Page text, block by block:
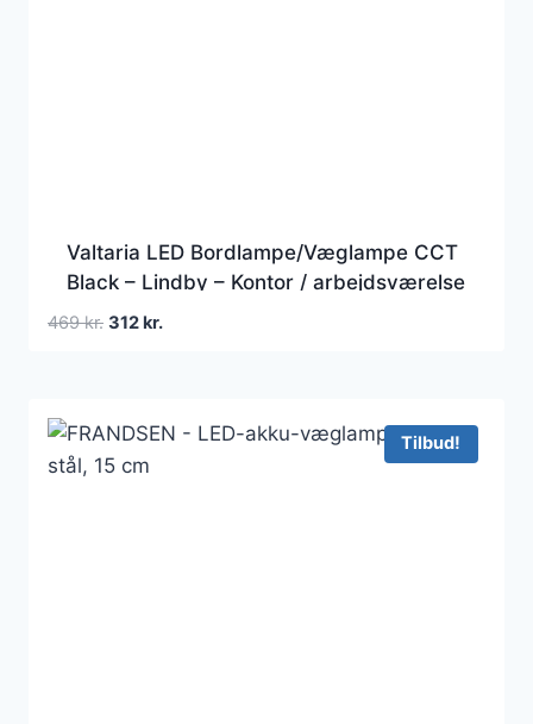
Valtaria LED Bordlampe/Væglampe CCT
Black – Lindby – Kontor / arbejdsværelse
– Moderne – Plastik – Med én lyskilde
469kr. Den
469 kr..
312kr.
312 kr..
Tilbud!